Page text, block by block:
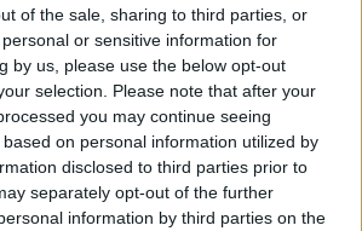
of the sale, sharing to third parties, or
or sensitive information for
by us, please use the below opt-out
selection. Please note that after your
you may continue seeing
on personal information utilized by
disclosed to third parties prior to
separately opt-out of the further
information by third parties on the
nowy dom. –Jestem szczęśliwy i
być częścią tego projektu i grupy
Czuję ekscytację na myśl o
z tym zespołem możemy
Dziękuję za tę możliwość i
serwerze! Naprzód, ITB!– ogłosił w